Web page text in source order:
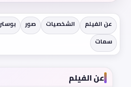
عن الفيلم الشخصيات صور
سمات
عن الفيلم